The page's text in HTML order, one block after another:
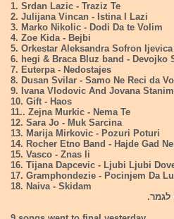
1. Srdan Lazic - Traziz Te
2. Julijana Vincan - Istina I Lazi
3. Marko Nikolic - Dodi Da te Volim
4. Zoe Kida - Bejbi
5. Orkestar Aleksandra Sofron
6. hegi & Braca Bluz band - Devojko
7. Euterpa - Nedostajes
8. Dusan Svilar - Samo Ne Reci da
9. Ivana Vlodovic And Jovana
10. Gift - Haos
11.. Zejna Murkic - Nema Te
12. Sara Jo - Muk Sarcina
13. Marija Mirkovic - Pozuri Poturi
14. Rocher Etno Band - Hajde Gad
15. Vasco - Znas li
16. Tijana Dapcevic - Ljubi Ljubi
17. Gramphondezie - Pocinjem Da
18. Naiva - Skidam